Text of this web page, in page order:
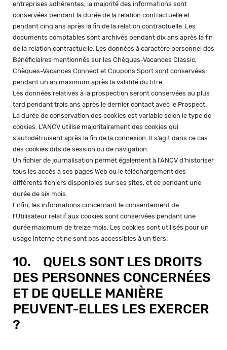
entreprises adhérentes, la majorité des informations sont
conservées pendant la durée de la relation contractuelle et
pendant cinq ans après la fin de la relation contractuelle. Les
documents comptables sont archivés pendant dix ans après la fin
de la relation contractuelle. Les données à caractère personnel des
Bénéficiaires mentionnés sur les Chèques-Vacances Classic,
Chèques-Vacances Connect et Coupons Sport sont conservées
pendant un an maximum après la validité du titre.
Les données relatives à la prospection seront conservées au plus
tard pendant trois ans après le dernier contact avec le Prospect.
La durée de conservation des cookies est variable selon le type de
cookies. L’ANCV utilise majoritairement des cookies qui
s’autodétruisent après la fin de la connexion. Il s’agit dans ce cas
des cookies dits de session ou de navigation.
Un fichier de journalisation permet également à l’ANCV d’historiser
tous les accès à ses pages Web ou le téléchargement des
différents fichiers disponibles sur ses sites, et ce pendant une
durée de six mois.
Enfin, les informations concernant le consentement de
l’Utilisateur relatif aux cookies sont conservées pendant une
durée maximum de treize mois. Les cookies sont utilisés pour un
usage interne et ne sont pas accessibles à un tiers.
10. QUELS SONT LES DROITS
DES PERSONNES CONCERNÉES
ET DE QUELLE MANIÈRE
PEUVENT-ELLES LES EXERCER
?